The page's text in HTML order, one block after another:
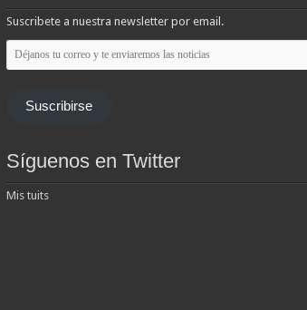
Suscribete a nuestra newsletter por email.
Déjanos
tu
correo
enviaremos
Suscribirse
Síguenos en Twitter
Mis tuits